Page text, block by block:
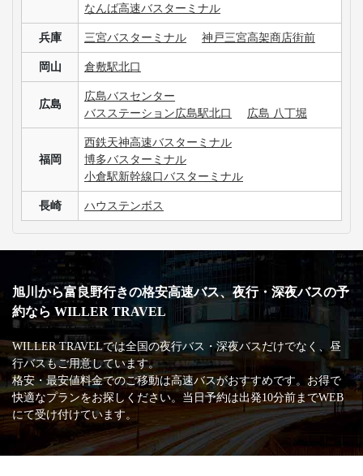
なんば高速バスターミナル
兵庫 三宮バスターミナル 神戸三宮高架商店街前
岡山 倉敷駅北口
広島
広島バスセンター
バスステーション広島駅北口
広島 八丁堀
福岡
西鉄天神高速バスターミナル
博多バスターミナル
小倉駅新幹線口バスターミナル
長崎 ハウステンボス
旭川から富良野行きの格安高速バス、夜行・深夜バスの予
約なら WILLER TRAVEL
WILLER TRAVELでは全国の夜行バス・深夜バスだけでなく、昼
行バスもご用意しています。
格安・最安値料金でのご移動は高速バスがおすすめです。お得で
快適なプランをお探しください。当日予約は出発10分前までWEB
にて受け付けています。